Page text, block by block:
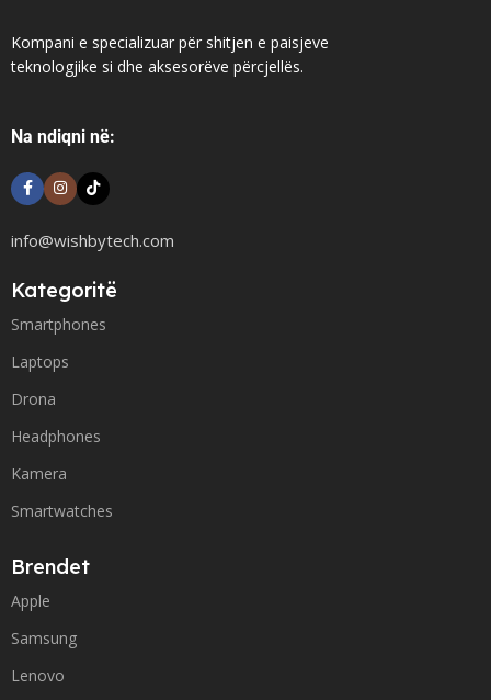
Kompani e specializuar për shitjen e paisjeve
teknologjike si dhe aksesorëve përcjellës.
Na ndiqni në:
info@wishbytech.com
Kategoritë
Smartphones
Laptops
Drona
Headphones
Kamera
Smartwatches
Brendet
Apple
Samsung
Lenovo